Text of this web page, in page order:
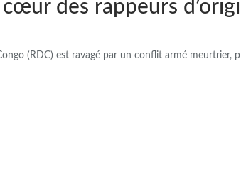
cœur des rappeurs
(RDC) est ravagé par un conflit armé meurtrier,